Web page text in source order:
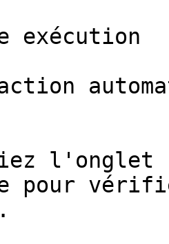
exécution
l'onglet
pour